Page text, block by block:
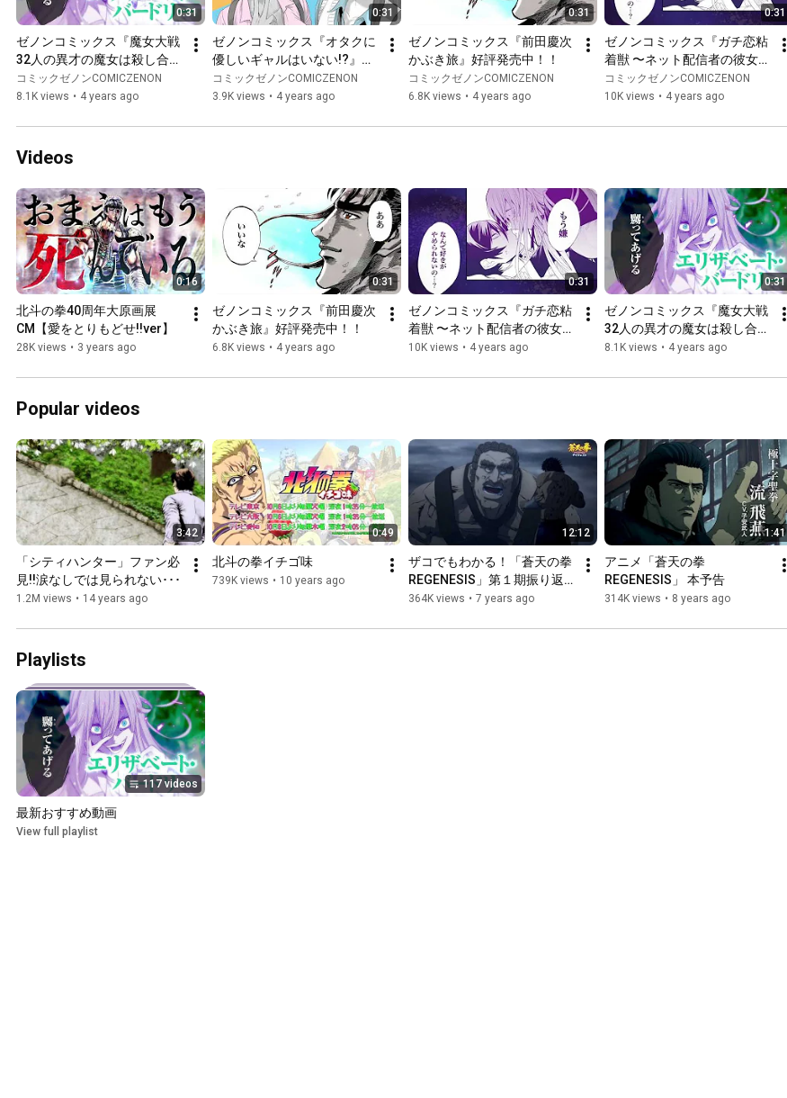
音楽：高梨康治
音響監督：えびなやすのり
アニメーション制作：グラフィニカ
●CAST
ブリュンヒルデ：沢城みゆき
佐々木小次郎：山路和弘
トール：緑川光
ゼウス：高木渉
ポセイドン：櫻井孝宏
ヘルメス：諏訪部順一
ヘイムダル：野津山幸宏
オーディン：速水奨
シヴァ：鈴木達央
ムニン：山口智広
ランドグリーズ：川上 彩
レギンレイヴ：川口莉奈
フリスト：小林ゆう
ナレーション： 石井康嗣
0:31
ゼノンコミックス『魔女大戦
32人の異才の魔女は殺し合
う』好評発売中！！
コミックゼノンCOMICZENON
8.1K views • 4 years ago
0:31
ゼノンコミックス『オタクに
優しいギャルはいない!?』好
評発売中！！
コミックゼノンCOMICZENON
3.9K views • 4 years ago
0:31
ゼノンコミックス『前田慶次
かぶき旅』好評発売中！！
コミックゼノンCOMICZENON
6.8K views • 4 years ago
0:31
ゼノンコミックス『ガチ恋粘
着獣 〜ネット配信者の彼女に
なりたくて〜』好評発売
中！！
コミックゼノンCOMICZENON
10K views • 4 years ago
Videos
0:16
北斗の拳40周年大原画展
CM【愛をとりもどせ!!ver】
28K views • 3 years ago
0:31
ゼノンコミックス『前田慶次
かぶき旅』好評発売中！！
6.8K views • 4 years ago
0:31
ゼノンコミックス『ガチ恋粘
着獣 〜ネット配信者の彼女に
なりたくて〜』好評発売
10K views • 4 years ago
0:31
ゼノンコミックス『魔女大戦
32人の異才の魔女は殺し合
う』好評発売中！！
8.1K views • 4 years ago
Popular videos
3:42
「シティハンター」ファン必
見!!涙なしでは見られない･･･
1.2M views • 14 years ago
0:49
北斗の拳イチゴ味
739K views • 10 years ago
12:12
ザコでもわかる！「蒼天の拳
REGENESIS」第１期振り返
り＆第２期特報PV
364K views • 7 years ago
1:41
アニメ「蒼天の拳
REGENESIS」 本予告
314K views • 8 years ago
Playlists
117 videos
最新おすすめ動画
View full playlist